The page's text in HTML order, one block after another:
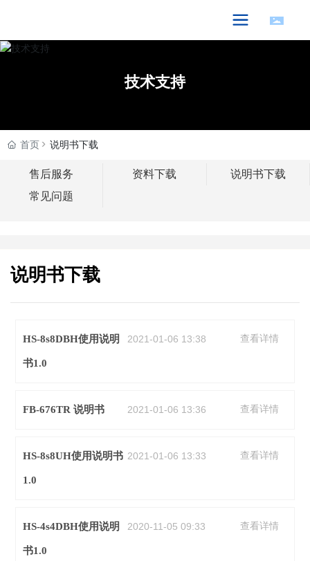
技术支持
技术支持
技术支持
首页 说明书下载
售后服务 资料下载
说明书下载
常见问题
说明书下载
HS-8s8DBH使用说明
书1.0
2021-01-06 13:38 查看详情
FB-676TR 说明书 2021-01-06 13:36 查看详情
HS-8s8UH使用说明书
1.0
2021-01-06 13:33 查看详情
HS-4s4DBH使用说明
书1.0
2020-11-05 09:33 查看详情